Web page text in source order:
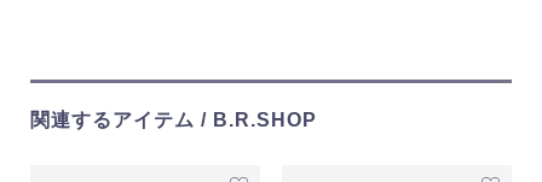
関連するアイテム / B.R.SHOP